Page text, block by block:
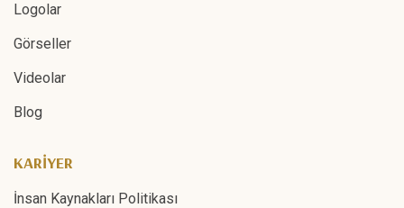
Logolar
Görseller
Videolar
Blog
KARİYER
İnsan Kaynakları Politikası